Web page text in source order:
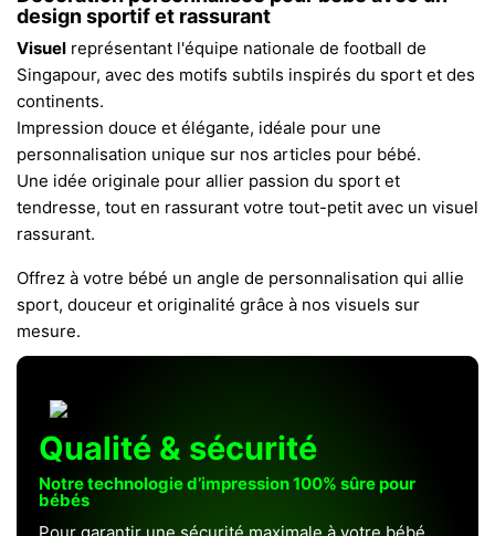
design sportif et rassurant
Visuel représentant l'équipe nationale de football de
Singapour, avec des motifs subtils inspirés du sport et des
continents.
Impression douce et élégante, idéale pour une
personnalisation unique sur nos articles pour bébé.
Une idée originale pour allier passion du sport et
tendresse, tout en rassurant votre tout-petit avec un visuel
rassurant.
Offrez à votre bébé un angle de personnalisation qui allie
sport, douceur et originalité grâce à nos visuels sur
mesure.
Qualité & sécurité
Notre technologie d’impression 100% sûre pour
bébés